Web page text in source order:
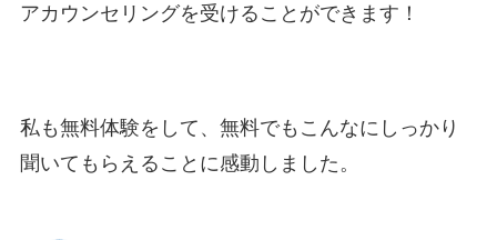
アカウンセリングを受けることができます！
私も無料体験をして、無料でもこんなにしっかり
聞いてもらえることに感動しました。